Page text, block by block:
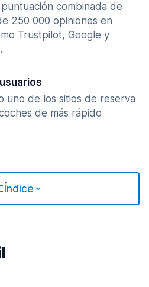
puntuación combinada de
250 000 opiniones en
Trustpilot, Google y
uno de los sitios de reserva
de más rápido
Índice